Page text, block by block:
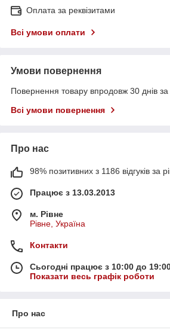
Оплата за реквізитами
Всі умови оплати
Умови повернення
Повернення товару впродовж 30 днів
Всі умови повернення
Про нас
98% позитивних з 1186 відгуків за
Працює з 13.03.2013
м. Рівне
Рівне, Україна
Контакти
Сьогодні працює з 10:00 до
Показати весь графік роботи
Про нас